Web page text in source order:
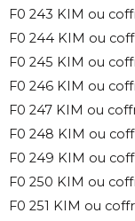
F0 243 KIM ou
F0 244 KIM ou
F0 245 KIM ou
F0 246 KIM ou
F0 247 KIM ou
F0 248 KIM ou
F0 249 KIM ou
F0 250 KIM ou
F0 251 KIM ou